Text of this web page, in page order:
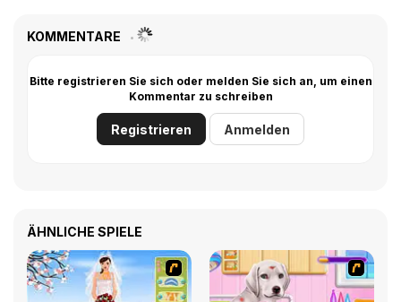
KOMMENTARE
Bitte registrieren Sie sich oder melden Sie sich an, um einen
Kommentar zu schreiben
Registrieren Anmelden
ÄHNLICHE SPIELE